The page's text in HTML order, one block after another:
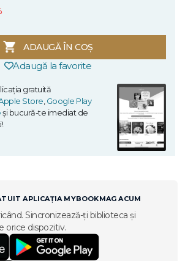
ADAUGĂ ÎN COȘ
Adaugă la favorite
gratuită
Store Google Play
și bucură-te imediat de
APLICAȚIA MYBOOKMAG ACUM
Sincronizează-ți biblioteca și
orice dispozitiv.